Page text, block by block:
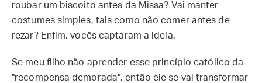
roubar um biscoito antes da Missa? Vai manter
costumes simples, tais como não comer antes de
rezar? Enfim, vocês captaram a ideia.
Se meu filho não aprender esse princípio católico da
"recompensa demorada", então ele se vai transformar